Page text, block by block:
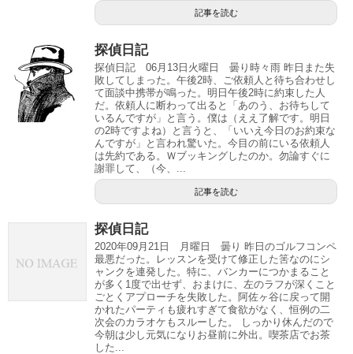
記事を読む
探偵日記
探偵日記 06月13日火曜日 曇り時々雨 昨日また失
敗してしまった。午後2時、ご依頼人と待ち合わせし
て面談中携帯が鳴った。明日午後2時に約束した人
だ。依頼人に断わって出ると「あのう、お待ちして
いるんですが」と言う。僕は（ええ了解です。明日
の2時ですよね）と言うと、「いいえ今日のお約束な
んですが」と言われ驚いた。今目の前にいる依頼人
は先約である。Ｗブッキングしたのか。勿論すぐに
謝罪して、（今、...
記事を読む
探偵日記
2020年09月21日 月曜日 曇り 昨日のゴルフコンペ
最悪だった。レッスンを受けて修正した筈なのにシ
ャンクを連発した。特に、バンカーにつかまること
が多く1度で出せず、おまけに、左のラフが深くこと
ごとくアプローチを失敗した。阿佐ヶ谷に戻って開
かれたパーティも疲れすぎて食欲がなく、恒例の二
次会のカラオケもスルーした。 しっかり休んだので
今朝は少し元気になりお昼前に外出。喫茶店でお茶
した...